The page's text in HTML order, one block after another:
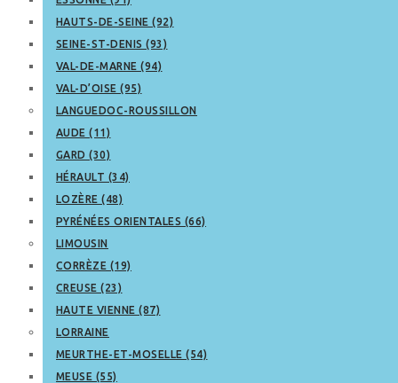
HAUTS-DE-SEINE (92)
SEINE-ST-DENIS (93)
VAL-DE-MARNE (94)
VAL-D’OISE (95)
LANGUEDOC-ROUSSILLON
AUDE (11)
GARD (30)
HÉRAULT (34)
LOZÈRE (48)
PYRÉNÉES ORIENTALES (66)
LIMOUSIN
CORRÈZE (19)
CREUSE (23)
HAUTE VIENNE (87)
LORRAINE
MEURTHE-ET-MOSELLE (54)
MEUSE (55)